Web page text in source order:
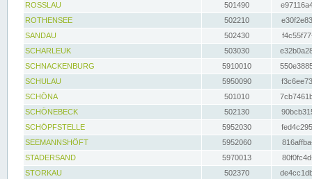
ROSSLAU
501490
ROTHENSEE
502210
SANDAU
502430
SCHARLEUK
503030
SCHNACKENBURG
5910010
SCHULAU
5950090
SCHÖNA
501010
SCHÖNEBECK
502130
SCHÖPFSTELLE
5952030
SEEMANNSHÖFT
5952060
STADERSAND
5970013
STORKAU
502370